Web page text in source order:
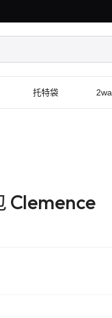
托特袋
Clemence